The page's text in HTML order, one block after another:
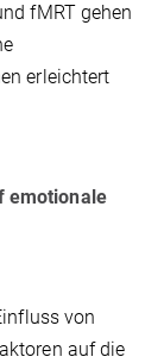
fMRT gehen
erleichtert
emotionale
von
auf die